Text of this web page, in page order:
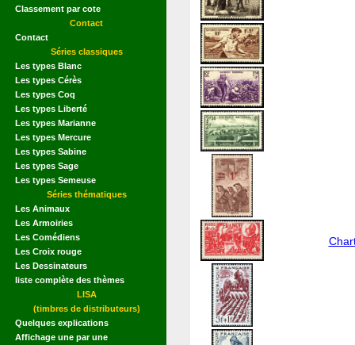
Classement par cote
Contact
Contact
Séries classiques
Les types Blanc
Les types Cérès
Les types Coq
Les types Liberté
Les types Marianne
Les types Mercure
Les types Sabine
Les types Sage
Les types Semeuse
Séries thématiques
Les Animaux
Les Armoiries
Les Comédiens
Les Croix rouge
Les Dessinateurs
liste complète des thèmes
LISA
(timbres de distributeurs)
Quelques explications
Affichage une par une